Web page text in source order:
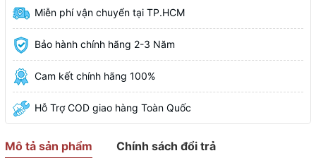
Miễn phí vận chuyển tại TP.HCM
Bảo hành chính hãng 2-3 Năm
Cam kết chính hãng 100%
Hỗ Trợ COD giao hàng Toàn Quốc
Mô tả sản phẩm Chính sách đổi trả